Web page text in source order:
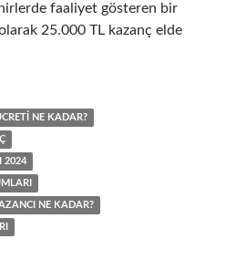
faaliyet gösteren bir
25.000 TL kazanç elde
NE KADAR?
2024
NE KADAR?